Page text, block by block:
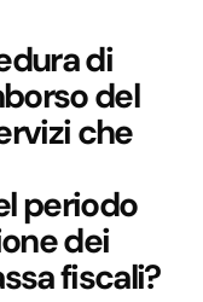
di
del
che
periodo
dei
fiscali?